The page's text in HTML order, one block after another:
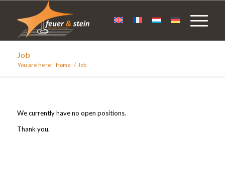
Job
You are here: Home / Job
We currently have no open positions.
Thank you.